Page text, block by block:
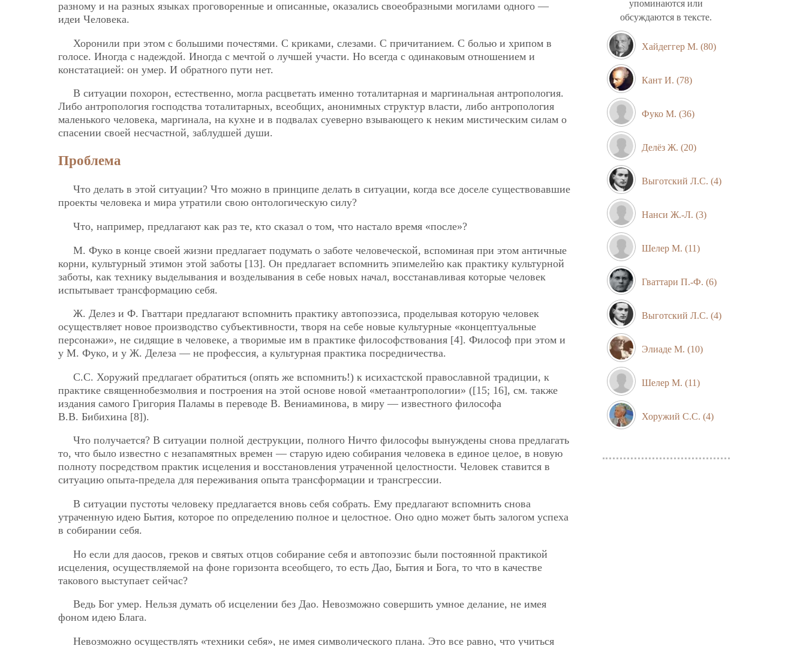
разному и на разных языках проговоренные и описанные, оказались своеобразными могилами одного —
идеи Человека.
Хоронили при этом с большими почестями. С криками, слезами. С причитанием. С болью и хрипом в
голосе. Иногда с надеждой. Иногда с мечтой о лучшей участи. Но всегда с одинаковым отношением и
констатацией: он умер. И обратного пути нет.
В ситуации похорон, естественно, могла расцветать именно тоталитарная и маргинальная антропология.
Либо антропология господства тоталитарных, всеобщих, анонимных структур власти, либо антропология
маленького человека, маргинала, на кухне и в подвалах суеверно взывающего к неким мистическим силам о
спасении своей несчастной, заблудшей души.
Проблема
Что делать в этой ситуации? Что можно в принципе делать в ситуации, когда все доселе существовавшие
проекты человека и мира утратили свою онтологическую силу?
Что, например, предлагают как раз те, кто сказал о том, что настало время «после»?
М. Фуко в конце своей жизни предлагает подумать о заботе человеческой, вспоминая при этом античные
корни, культурный этимон этой заботы [13]. Он предлагает вспомнить эпимелейю как практику культурной
заботы, как технику выделывания и возделывания в себе новых начал, восстанавливая которые человек
испытывает трансформацию себя.
Ж. Делез и Ф. Гваттари предлагают вспомнить практику автопоэзиса, проделывая которую человек
осуществляет новое производство субъективности, творя на себе новые культурные «концептуальные
персонажи», не сидящие в человеке, а творимые им в практике философствования [4]. Философ при этом и
у М. Фуко, и у Ж. Делеза — не профессия, а культурная практика посредничества.
С.С. Хоружий предлагает обратиться (опять же вспомнить!) к исихастской православной традиции, к
практике священнобезмолвия и построения на этой основе новой «метаантропологии» ([15; 16], см. также
издания самого Григория Паламы в переводе В. Вениаминова, в миру — известного философа
В.В. Бибихина [8]).
Что получается? В ситуации полной деструкции, полного Ничто философы вынуждены снова предлагать
то, что было известно с незапамятных времен — старую идею собирания человека в единое целое, в новую
полноту посредством практик исцеления и восстановления утраченной целостности. Человек ставится в
ситуацию опыта-предела для переживания опыта трансформации и трансгрессии.
В ситуации пустоты человеку предлагается вновь себя собрать. Ему предлагают вспомнить снова
утраченную идею Бытия, которое по определению полное и целостное. Оно одно может быть залогом успеха
в собирании себя.
Но если для даосов, греков и святых отцов собирание себя и автопоэзис были постоянной практикой
исцеления, осуществляемой на фоне горизонта всеобщего, то есть Дао, Бытия и Бога, то что в качестве
такового выступает сейчас?
Ведь Бог умер. Нельзя думать об исцелении без Дао. Невозможно совершить умное делание, не имея
фоном идею Блага.
Невозможно осуществлять «техники себя», не имея символического плана. Это все равно, что учиться
упоминаются или
обсуждаются в тексте.
Хайдеггер М. (80)
Кант И. (78)
Фуко М. (36)
Делёз Ж. (20)
Выготский Л.С. (4)
Нанси Ж.-Л. (3)
Шелер М. (11)
Гваттари П.-Ф. (6)
Выготский Л.С. (4)
Элиаде М. (10)
Шелер М. (11)
Хоружий С.С. (4)